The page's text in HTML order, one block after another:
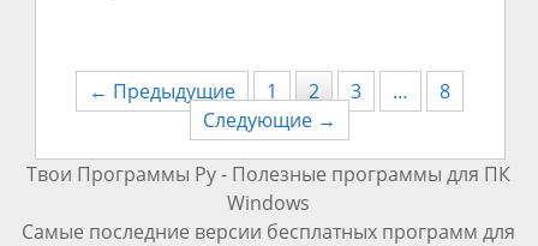
← Предыдущие 1 2 3 …
8
Следующие →
Твои Программы Ру - Полезные программы для ПК
Windows
Самые последние версии бесплатных программ для